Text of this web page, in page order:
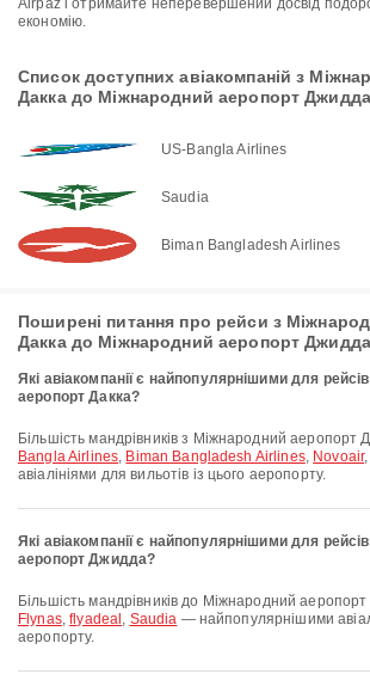
Airpaz і отримайте неперевершений досвід
економію.
Список доступних авіакомпаній з
Дакка до Міжнародний аеропорт Джидда
US-Bangla Airlines
Saudia
Biman Bangladesh Airlines
Поширені питання про рейси з
Дакка до Міжнародний аеропорт Джидда
Які авіакомпанії є найпопулярнішими для
аеропорт Дакка?
Більшість мандрівників з Міжнародний аеропорт
Bangla Airlines, Biman Bangladesh Airlines, Novoair
авіалініями для вильотів із цього аеропорту.
Які авіакомпанії є найпопулярнішими для
аеропорт Джидда?
Більшість мандрівників до Міжнародний
Flynas,flyadeal , Saudia — найпопулярнішими
аеропорту.